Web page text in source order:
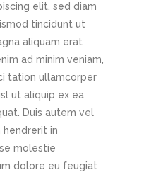
elit, sed diam
tincidunt ut
aliquam erat
ad minim veniam,
tation ullamcorper
ut aliquip ex ea
Duis autem vel
hendrerit in
molestie
dolore eu feugiat